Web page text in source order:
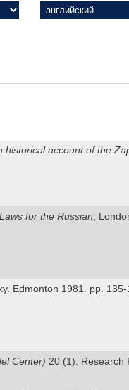
account of the
for the Russian,
Edmonton 1981. pp. 135-
Center) 20 (1). Research